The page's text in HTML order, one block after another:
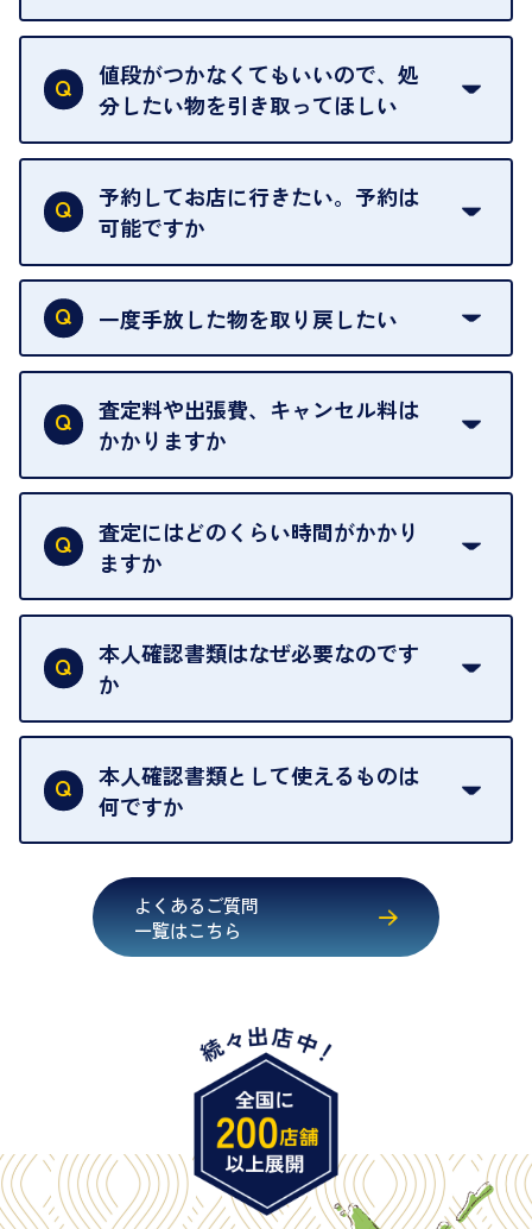
査定額は当日限り有効です。
中古市場が日々変動するため、翌日には査定額が変
わることがございます。
値段がつかなくてもいいので、処
分したい物を引き取ってほしい
再販不可能な物は、場合によってはお断りすること
がございます。ご了承ください。
予約してお店に行きたい。予約は
可能ですか
申し訳ありませんが、現在はご来店の予約は承って
おりません。
を整えておりますので、お好きな時にお越しくださ
い。
お急ぎの場合はスタッフに一言お声がけください。
可能な限り、迅速に対応させていただきます。
一度手放した物を取り戻したい
当店は質店ではありませんので、買い取ったお品物
は基本的に販売へと回されます。買い戻しはできま
せんので、ご了承ください。
グオフが可能です。
契約破棄という形で、お品物をお戻しすることがで
きます。
売却当日を含む8日間のうちに、お気軽にお申し出
出張買取のお品物は、8日間保管しております。
査定料や出張費、キャンセル料は
かかりますか
一切いただいておりません。査定金額にご納得いた
だけない場合は、その場でお断りいただいても問題
ございません。お気軽にご相談ください。
査定にはどのくらい時間がかかり
ますか
お品物の内容や点数によって異なりますが、店頭買
取の場合は1点あたり数分程度が目安です。大量の
お品物の場合は、お時間をいただくことがございま
本人確認書類はなぜ必要なのです
か
買取店は古物営業法により、お客様のご本人確認を
行うことが義務付けられています。安心してお取引
いただくためにも、ご協力をお願いいたします。
本人確認書類として使えるものは
何ですか
・健康保険証確認書
・マイナンバーカード
・在留カード
・旧パスポート
※原則として「公的機関が発行し、氏名、住所、生
年月日が記載されているもの
※日本国政府発行のもの
※2020年2月4日以降に申請された新型パスポートに
よくあるご質問
一覧はこちら